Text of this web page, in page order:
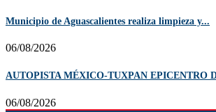
Municipio de Aguascalientes realiza limpieza y...
06/08/2026
AUTOPISTA MÉXICO-TUXPAN EPICENTRO
06/08/2026